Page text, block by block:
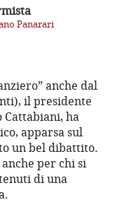
Panarari
anche dal
il presidente
Cattabiani, ha
apparsa sul
un bel dibattito.
per chi si
di una